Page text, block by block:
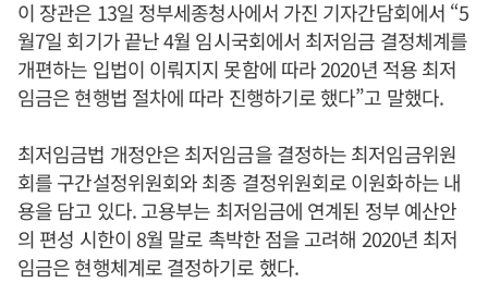
이 장관은 13일 정부세종청사에서 가진 기자간담회에서 “5
월7일 회기가 끝난 4월 임시국회에서 최저임금 결정체계를
개편하는 입법이 이뤄지지 못함에 따라 2020년 적용 최저
임금은 현행법 절차에 따라 진행하기로 했다”고 말했다.
최저임금법 개정안은 최저임금을 결정하는 최저임금위원
회를 구간설정위원회와 최종 결정위원회로 이원화하는 내
용을 담고 있다. 고용부는 최저임금에 연계된 정부 예산안
의 편성 시한이 8월 말로 촉박한 점을 고려해 2020년 최저
임금은 현행체계로 결정하기로 했다.